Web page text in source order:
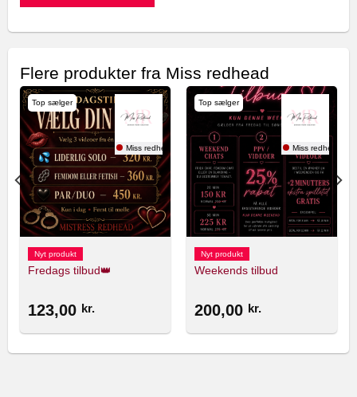
Flere produkter fra Miss redhead
Top sælger
Miss redhead
Nyt produkt
Fredags tilbud👑
123,00 kr.
Top sælger
Miss redhead
Nyt produkt
Weekends tilbud
200,00 kr.